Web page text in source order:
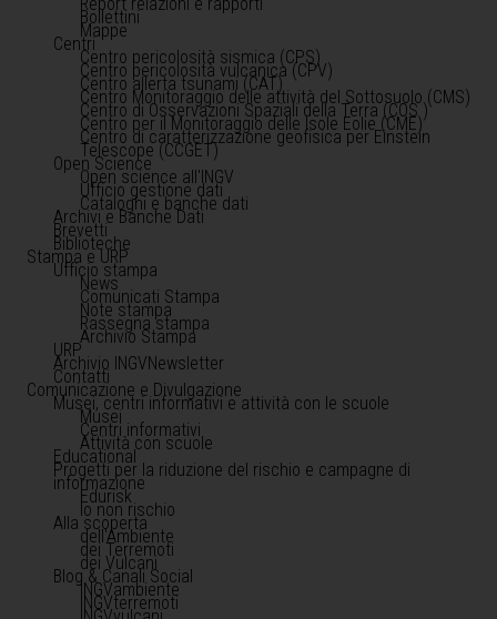
Bollettini
Mappe
Centri
Centro pericolosità sismica (CPS)
Centro pericolosità vulcanica (CPV)
Centro allerta tsunami (CAT)
Centro Monitoraggio delle attività del Sottosuolo (CMS)
Centro di Osservazioni Spaziali della Terra (COS )
Centro per il Monitoraggio delle Isole Eolie (CME)
Centro di caratterizzazione geofisica per Einstein
Telescope (CCGET)
Open Science
Open science all'INGV
Ufficio gestione dati
Cataloghi e banche dati
Archivi e Banche Dati
Brevetti
Biblioteche
Stampa e URP
Ufficio stampa
News
Comunicati Stampa
Note stampa
Rassegna stampa
Archivio Stampa
URP
Archivio INGVNewsletter
Contatti
Comunicazione e Divulgazione
Musei, centri informativi e attività con le scuole
Musei
Centri informativi
Attività con scuole
Educational
Progetti per la riduzione del rischio e campagne di
informazione
Edurisk
Io non rischio
Alla scoperta
dell'Ambiente
dei Terremoti
dei Vulcani
Blog & Canali Social
INGVambiente
INGVterremoti